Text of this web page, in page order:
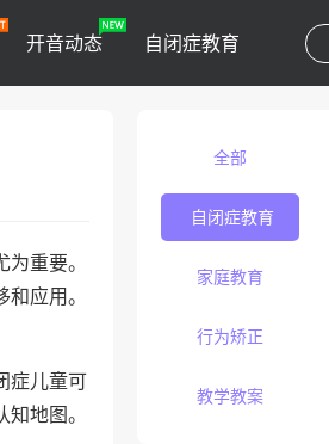
开音动态 自闭症教育
重要。
应用。
症儿童可
地图。
全部
自闭症教育
家庭教育
行为矫正
教学教案